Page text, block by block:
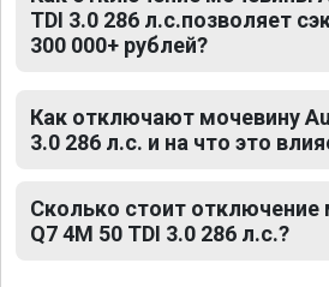
TDI 3.0 286 л.с.позволяет
300 000+ рублей?
Как отключают мочевину
3.0 286 л.с. и на что это
Сколько стоит
Q7 4M 50 TDI 3.0 286 л.с.?